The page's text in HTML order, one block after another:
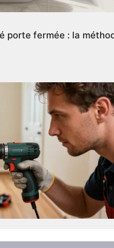
porte fermée : la